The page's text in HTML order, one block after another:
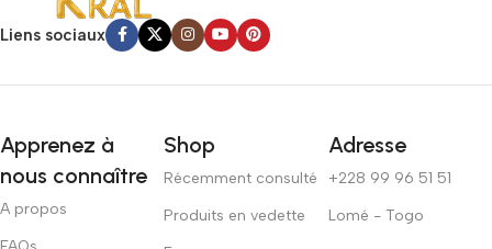
Liens sociaux
Apprenez à
nous connaître
A propos
Shop
Récemment consulté
Produits en vedette
Adresse
+228 99 96 51 51
Lomé - Togo